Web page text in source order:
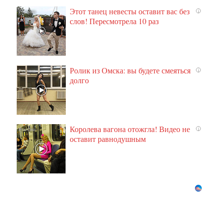
i
Этот танец невесты оставит вас без
слов! Пересмотрела 10 раз
i
Ролик из Омска: вы будете смеяться
долго
i
Королева вагона отожгла! Видео не
оставит равнодушным